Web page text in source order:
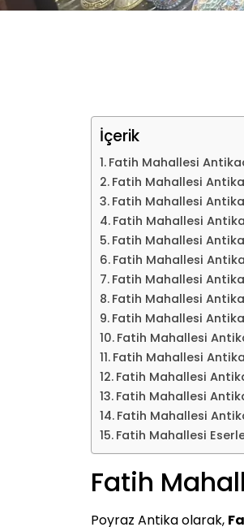
İçerik
Fatih Mahallesi
Fatih Mahallesi
Fatih Mahallesi
Fatih Mahallesi
Fatih Mahallesi
Fatih Mahallesi
Fatih Mahallesi Antika
Fatih Mahallesi
Fatih Mahallesi Antika
Fatih Mahallesi
Fatih Mahallesi
Fatih Mahallesi
Fatih Mahallesi
Fatih Mahallesi
Fatih Mahallesi
Fatih
Poyraz Antika olarak,